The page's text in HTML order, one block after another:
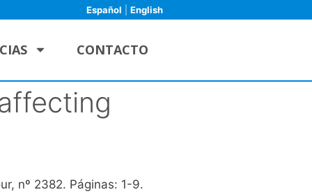
Español English
CONTACTO
nº 2382. Páginas: 1-9.